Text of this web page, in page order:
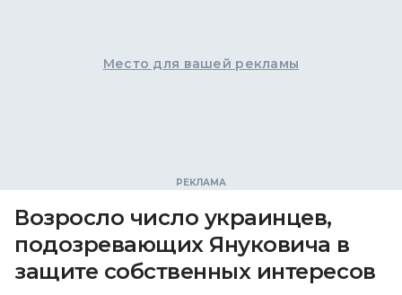
Место для вашей рекламы
Возросло число украинцев,
подозревающих Януковича в
защите собственных интересов